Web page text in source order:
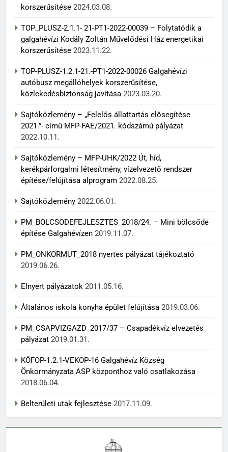
korszerűsítése 2024.03.08.
TOP_PLUSZ-2.1.1- 21-PT1-2022-00039 – Folytatódik a
galgahévízi Kodály Zoltán Művelődési Ház energetikai
korszerűsítése 2023.11.22.
TOP-PLUSZ-1.2.1-21.-PT1-2022-00026 Galgahévízi
autóbusz megállóhelyek korszerűsítése,
közlekedésbiztonság javítása 2023.03.20.
Sajtóközlemény – „Felelős állattartás elősegítése
2021.”- című MFP-FAE/2021. kódszámú pályázat
2022.10.11.
Sajtóközlemény – MFP-UHK/2022 Út, híd,
kerékpárforgalmi létesítmény, vízelvezető rendszer
építése/felújítása alprogram 2022.08.25.
Sajtóközlemény 2022.06.01.
PM_BOLCSODEFEJLESZTES_2018/24. – Mini bölcsőde
építése Galgahévízen 2019.11.07.
PM_ONKORMUT_2018 nyertes pályázat tájékoztató
2019.06.26.
Elnyert pályázatok 2011.05.16.
Általános iskola konyha épület felújítása 2019.03.06.
PM_CSAPVIZGAZD_2017/37 – Csapadékvíz elvezetés
pályázat 2019.01.31.
KÖFOP-1.2.1-VEKOP-16 Galgahévíz Község
Önkormányzata ASP központhoz való csatlakozása
2018.06.04.
Belterületi utak fejlesztése 2017.11.09.